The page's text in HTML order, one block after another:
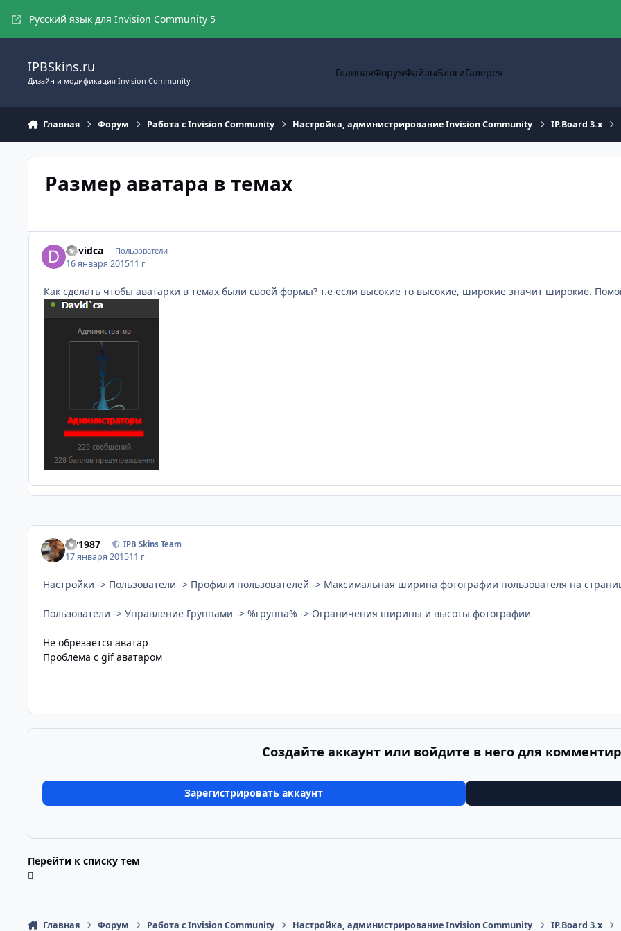
Русский язык для Invision Community 5
IPBSkins.ru
Дизайн и модификация Invision Community
ГлавнаяФорумФайлыБлогиГалерея
Главная Форум Работа с Invision Community Настройка, администрирование Invision Community IP.Board 3.x
Размер аватара в темах
Davidca Пользователи
16 января 201511 г
Как сделать чтобы аватарки в темах были своей формы? т.е если высокие то высокие, широкие значит широкие.
siv1987 IPB Skins Team
17 января 201511 г
Настройки -> Пользователи -> Профили пользователей -> Максимальная ширина фотографии пользователя на
Пользователи -> Управление Группами -> %группа% -> Ограничения ширины и высоты фотографии
Не обрезается аватар
Проблема с gif аватаром
Создайте аккаунт или войдите в него для
Зарегистрировать аккаунт
Перейти к списку тем
Главная Форум Работа с Invision Community Настройка, администрирование Invision Community IP.Board 3.x